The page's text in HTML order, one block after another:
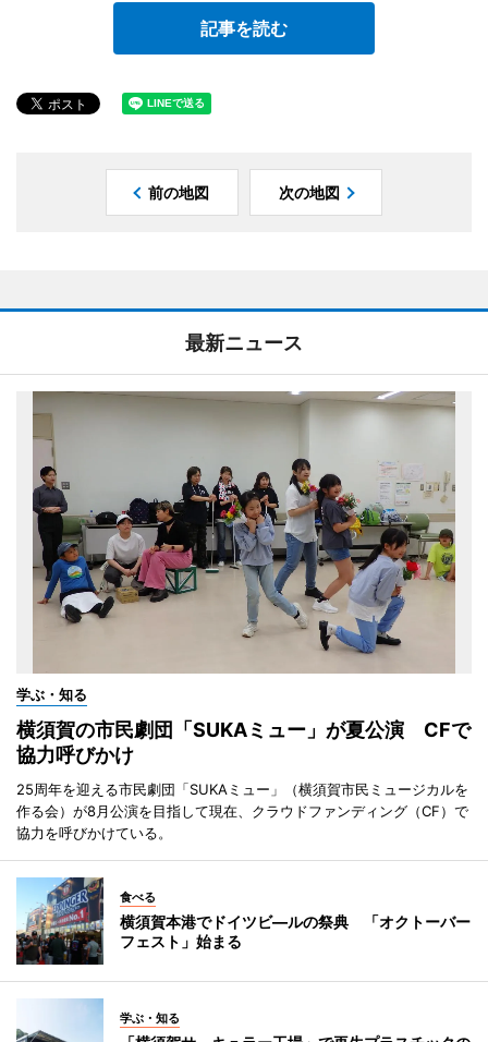
記事を読む
前の地図 次の地図
最新ニュース
学ぶ・知る
横須賀の市民劇団「SUKAミュー」が夏公演 CFで
協力呼びかけ
25周年を迎える市民劇団「SUKAミュー」（横須賀市民ミュージカルを
作る会）が8月公演を目指して現在、クラウドファンディング（CF）で
協力を呼びかけている。
食べる
横須賀本港でドイツビ―ルの祭典 「オクトーバー
フェスト」始まる
学ぶ・知る